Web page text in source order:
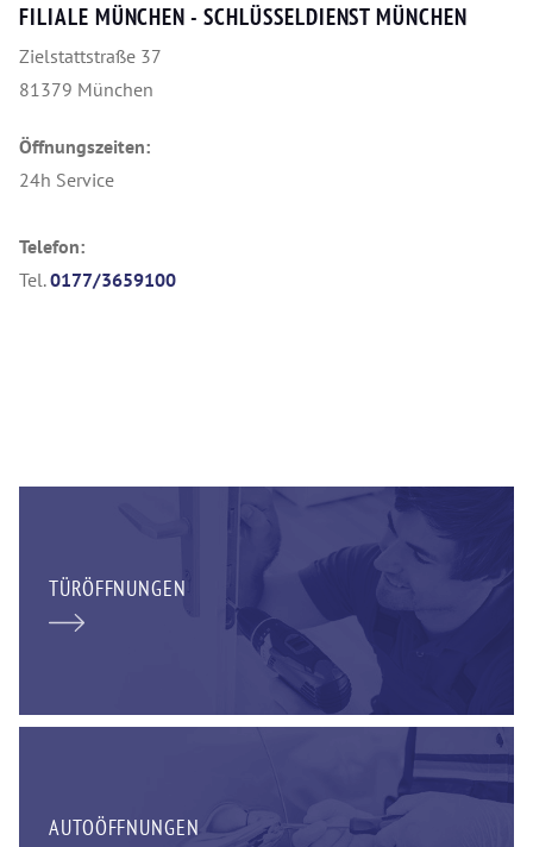
FILIALE MÜNCHEN - SCHLÜSSELDIENST MÜNCHEN
Zielstattstraße 37
81379 München
Öffnungszeiten:
24h Service
Telefon:
Tel.0177/3659100
TÜRÖFFNUNGEN
AUTOÖFFNUNGEN